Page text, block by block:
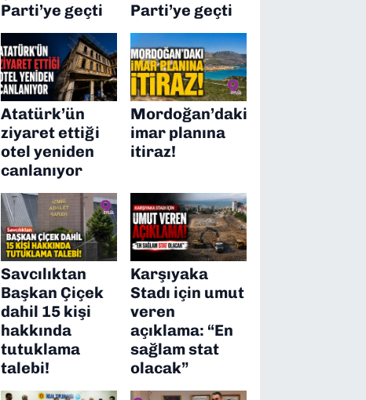
Parti’ye geçti
Parti’ye geçti
Atatürk’ün
ziyaret ettiği
otel yeniden
canlanıyor
Mordoğan’daki
imar planına
itiraz!
Savcılıktan
Başkan Çiçek
dahil 15 kişi
hakkında
tutuklama
talebi!
Karşıyaka
Stadı için umut
veren
açıklama: “En
sağlam stat
olacak”